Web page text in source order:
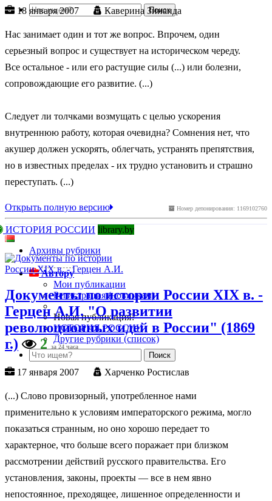
18 января 2007 Каверина Зинаида
Нас занимает один и тот же вопрос. Впрочем, один
серьезный вопрос и существует на историческом череду.
Все остальное - или его растущие силы (...) или болезни,
сопровождающие его развитие. (...)
Следует ли толчками возмущать с целью ускорения
внутреннюю работу, которая очевидна? Сомнения нет, что
акушер должен ускорять, облегчать, устранять препятствия,
но в известных пределах - их трудно установить и страшно
переступать. (...)
Номер депонирования: 1169102760
Открыть полную версию
ИСТОРИЯ РОССИИ library.by
Архивы рубрики
Автору
Мои публикации
Регистрация (новичкам)
Новая публикация?
ИСТОРИЯ РОССИИ
Другие рубрики (список)
Документы по истории России XIX в. -
Герцен А.И. "О развитии
революционных идей в России" (1869
г.)
2 за 24 часа
17 января 2007 Харченко Ростислав
(...) Слово провизорный, употребленное нами
применительно к условиям императорского режима, могло
показаться странным, но оно хорошо передает то
характерное, что больше всего поражает при близком
рассмотрении действий русского правительства. Его
установления, законы, проекты — все в нем явно
непостоянное, преходящее, лишенное определенности и